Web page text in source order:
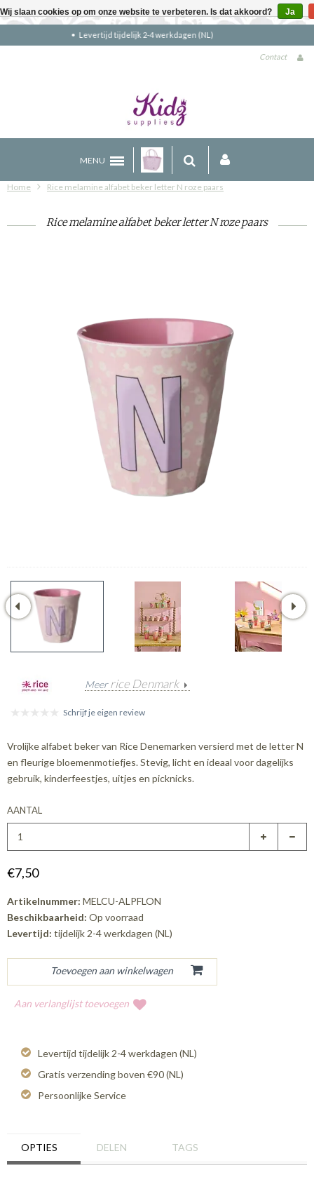
Gratis verzending boven €90 (NL)
Contact
MENU
Home Rice melamine alfabet beker letter N roze paars
Rice melamine alfabet beker letter N roze paars
Meerrice Denmark
Schrijf je eigen review
Vrolijke alfabet beker van Rice Denemarken versierd met de letter N
en fleurige bloemenmotiefjes. Stevig, licht en ideaal voor dagelijks
gebruik, kinderfeestjes, uitjes en picknicks.
AANTAL
€7,50
Artikelnummer: MELCU-ALPFLON
Beschikbaarheid: Op voorraad
Levertijd: tijdelijk 2-4 werkdagen (NL)
Aan verlanglijst toevoegen
Levertijd tijdelijk 2-4 werkdagen (NL)
Gratis verzending boven €90 (NL)
Persoonlijke Service
OPTIES DELEN TAGS
Wij slaan cookies op om onze website te verbeteren. Is dat akkoord? Ja